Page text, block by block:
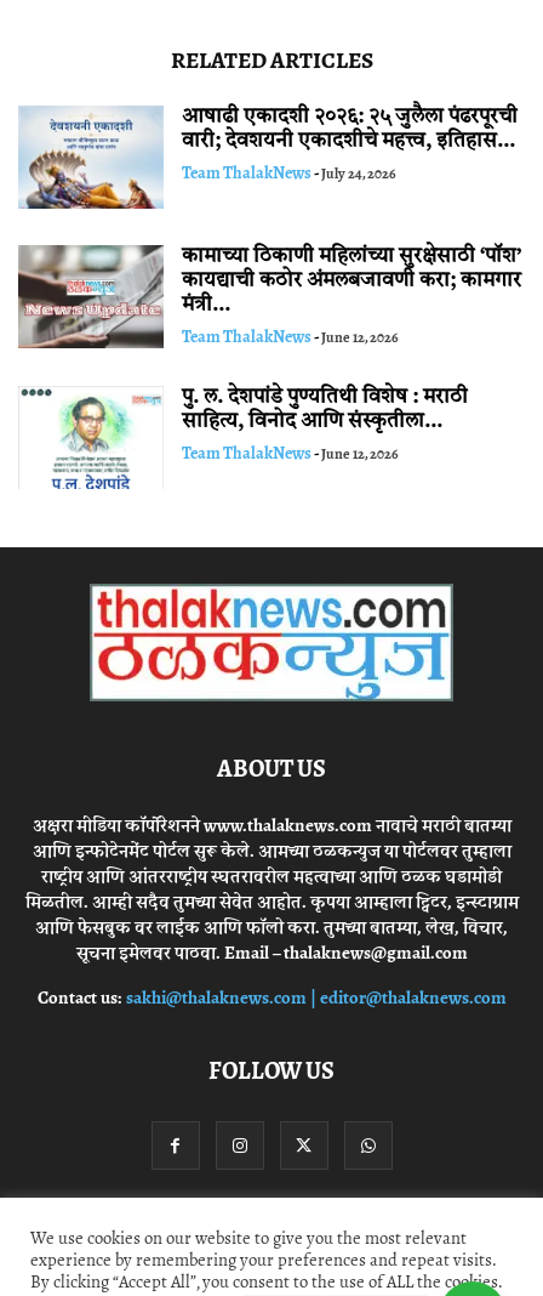
RELATED ARTICLES
आषाढी एकादशी २०२६: २५ जुलैला पंढरपूरची
वारी; देवशयनी एकादशीचे महत्त्व, इतिहास...
Team ThalakNews-July 24, 2026
कामाच्या ठिकाणी महिलांच्या सुरक्षेसाठी ‘पॉश’
कायद्याची कठोर अंमलबजावणी करा; कामगार
मंत्री...
Team ThalakNews-June 12, 2026
पु. ल. देशपांडे पुण्यतिथी विशेष : मराठी
साहित्य, विनोद आणि संस्कृतीला...
Team ThalakNews-June 12, 2026
ABOUT US
अक्षरा मीडिया कॉर्पोरेशनने www.thalaknews.com नावाचे मराठी बातम्या
आणि इन्फोटेनमेंट पोर्टल सुरू केले. आमच्या ठळकन्युज या पोर्टलवर तुम्हाला
राष्ट्रीय आणि आंतरराष्ट्रीय स्घतरावरील महत्वाच्या आणि ठळक घडामोडी
मिळतील. आम्ही सदैव तुमच्या सेवेत आहोत. कृपया आम्हाला ट्विटर, इन्स्टाग्राम
आणि फेसबुक वर लाईक आणि फॉलो करा. तुमच्या बातम्या, लेख, विचार,
सूचना इमेलवर पाठवा. Email – thalaknews@gmail.com
Contact us:sakhi@thalaknews.com | editor@thalaknews.com
FOLLOW US
Privacy Policy Contact Us
We use cookies on our website to give you the most relevant
experience by remembering your preferences and repeat visits.
By clicking “Accept All”, you consent to the use of ALL the cookies.